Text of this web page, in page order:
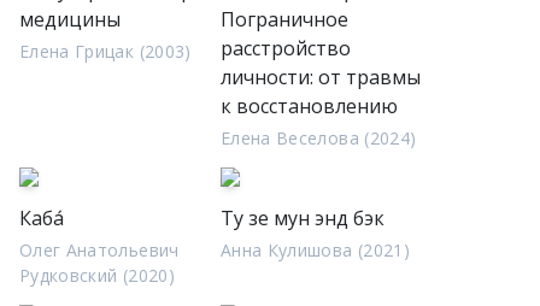
медицины
Елена Грицак (2003)
Пограничное
расстройство
личности: от травмы
к восстановлению
Елена Веселова (2024)
Каба́
Олег Анатольевич
Рудковский (2020)
Ту зе мун энд бэк
Анна Кулишова (2021)